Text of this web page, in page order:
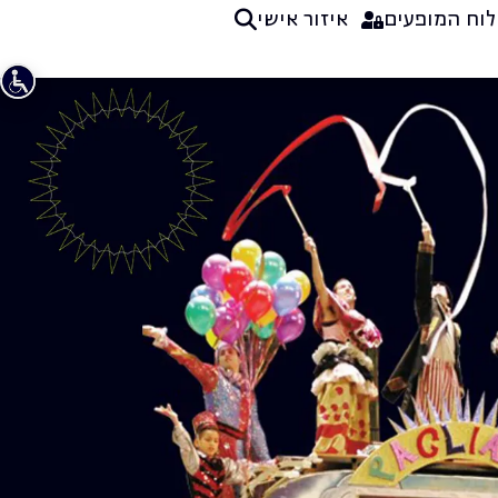
לוח המופעים איזור אישי